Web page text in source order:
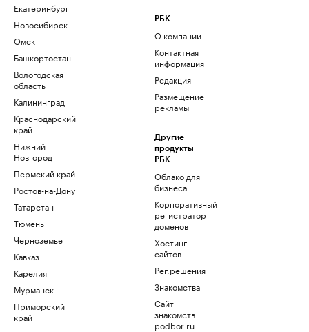
Екатеринбург
Новосибирск
Омск
Башкортостан
Вологодская
область
Калининград
Краснодарский
край
Нижний
Новгород
Пермский край
Ростов-на-Дону
Татарстан
Тюмень
Черноземье
Кавказ
Карелия
Мурманск
Приморский
край
РБК
О компании
Контактная
информация
Редакция
Размещение
рекламы
Другие
продукты
РБК
Облако для
бизнеса
Корпоративный
регистратор
доменов
Хостинг
сайтов
Рег.решения
Знакомства
Сайт
знакомств
podbor.ru